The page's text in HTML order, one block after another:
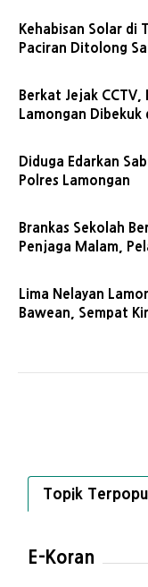
Kehabisan Solar di
Paciran Ditolong
Berkat Jejak
Lamongan
Diduga Edarkan
Polres Lamongan
Brankas Sekolah
Penjaga Malam,
Lima Nelayan
Bawean, Sempat
Topik
E-Koran